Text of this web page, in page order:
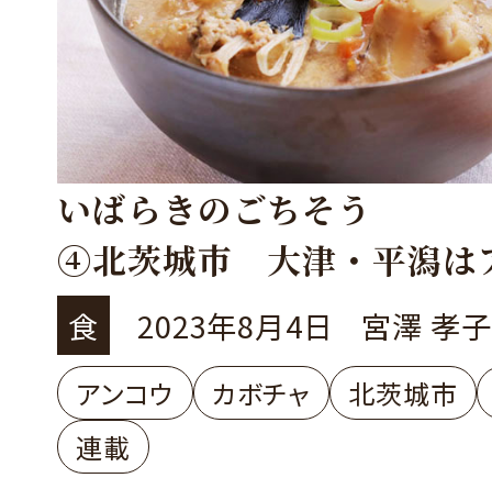
いばらきのごちそう
④北茨城市 大津・平潟は
の水揚港
食 2023年8月4日 宮澤 孝子
アンコウ カボチャ
北茨城市
連載